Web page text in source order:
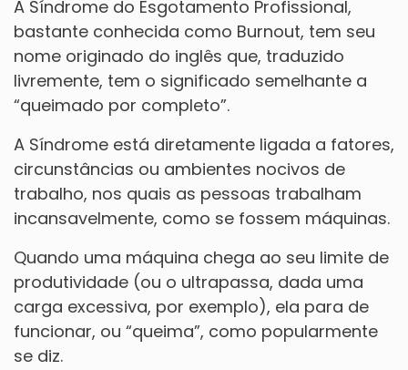
A Síndrome do Esgotamento Profissional,
bastante conhecida como Burnout, tem seu
nome originado do inglês que, traduzido
livremente, tem o significado semelhante a
“queimado por completo”.
A Síndrome está diretamente ligada a fatores,
circunstâncias ou ambientes nocivos de
trabalho, nos quais as pessoas trabalham
incansavelmente, como se fossem máquinas.
Quando uma máquina chega ao seu limite de
produtividade (ou o ultrapassa, dada uma
carga excessiva, por exemplo), ela para de
funcionar, ou “queima”, como popularmente
se diz.